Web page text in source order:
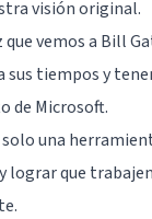
visión original.
vemos a Bill
sus tiempos y
de Microsoft.
una
lograr que